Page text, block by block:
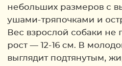
небольших размеров с
ушами-тряпочками и
Вес взрослой собаки не
рост — 12-16 см. В
выглядит подтянутым,